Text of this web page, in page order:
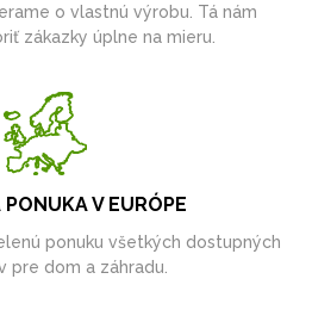
o vlastnú výrobu. Tá nám
zákazky úplne na mieru.
PONUKA V EURÓPE
ponuku všetkých dostupných
pre dom a záhradu.